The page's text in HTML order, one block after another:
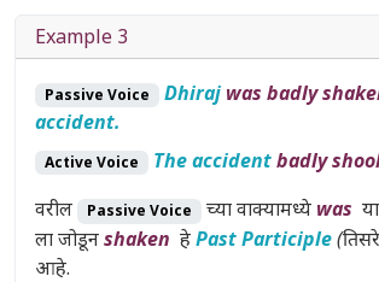
Example 3
Passive Voice Dhiraj was badly
accident.
Active Voice The accident badly
वरील
Passive Voice च्या वाक्यामध्ये was या
ला जोडूनshaken हेPast Participle
आहे.